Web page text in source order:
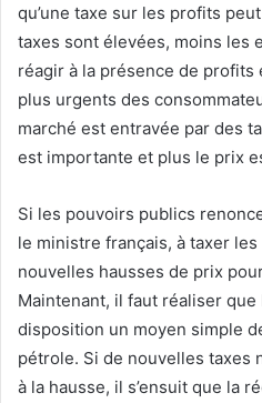
qu’une taxe sur les profits
taxes sont élevées, moins les
réagir à la présence de
plus urgents des
marché est entravée par des
est importante et plus le prix
Si les pouvoirs publics
le ministre français, à taxer
nouvelles hausses de prix
Maintenant, il faut réaliser
disposition un moyen simple
pétrole. Si de nouvelles taxes
à la hausse, il s’ensuit que la